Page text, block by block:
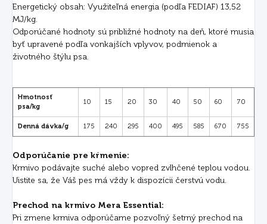
Energetický obsah: Využiteľná energia (podľa FEDIAF) 13,52
MJ/kg.
Odporúčané hodnoty sú približné hodnoty na deň, ktoré musia
byť upravené podľa vonkajších vplyvov, podmienok a
životného štýlu psa.
Hmotnosť
psa/kg
10 15 20 30 40 50 60 70
Denná dávka/g 175 240 295 400 495 585 670 755
Odporúčanie pre kŕmenie:
Krmivo podávajte suché alebo vopred zvlhčené teplou vodou.
Uistite sa, že Váš pes má vždy k dispozícii čerstvú vodu.
Prechod na krmivo Mera Essential:
Pri zmene krmiva odporúčame pozvoľný šetrný prechod na